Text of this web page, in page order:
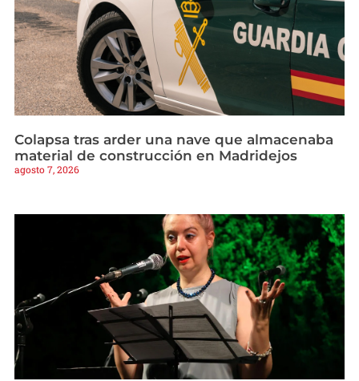
Colapsa tras arder una nave que almacenaba
material de construcción en Madridejos
agosto 7, 2026